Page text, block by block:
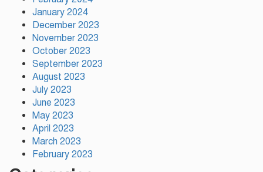
January 2024
December 2023
November 2023
October 2023
September 2023
August 2023
July 2023
June 2023
May 2023
April 2023
March 2023
February 2023